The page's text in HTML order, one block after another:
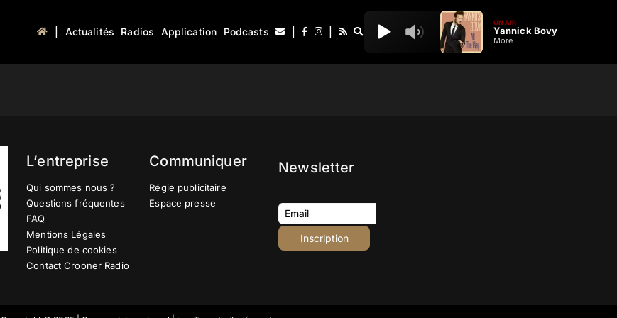
Actualités Radios Application Podcasts
ON AIR
Yannick Bovy
More
L’entreprise
Qui sommes nous ?
Questions fréquentes
FAQ
Mentions Légales
Politique de cookies
Contact Crooner Radio
Communiquer
Régie publicitaire
Espace presse
Newsletter